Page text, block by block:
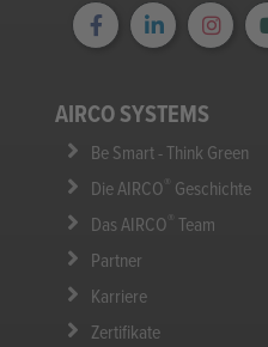
AIRCO SYSTEMS
Be Smart - Think Green
Die AIRCO® Geschichte
Das AIRCO® Team
Partner
Karriere
Zertifikate